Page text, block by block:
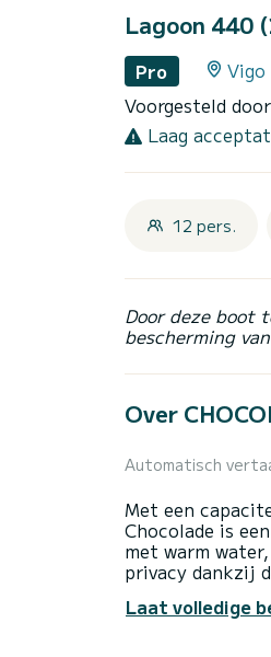
Lagoon 440
Pro
Voorgesteld door
Laag
12 pers.
Door deze boot
bescherming
Over
Automatisch
Met een
Chocolade is
met warm
privacy dankzij
Het beschikt
Laat volledige